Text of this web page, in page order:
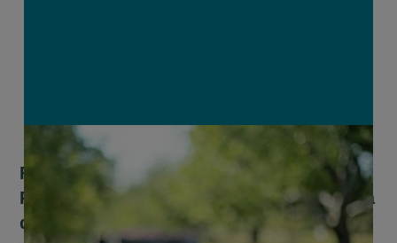
FOD Volksgezondheid kritisch voor
PAN-studie over ‘giftige’ appels: “Media
delen bericht zonder te verifiëren”